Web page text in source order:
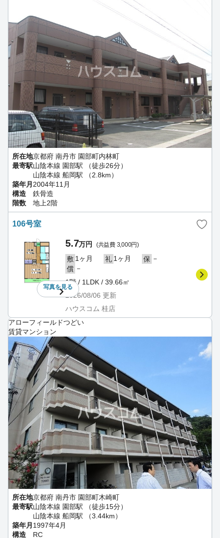
所在地京都府 南丹市 園部町内林町
最寄駅山陰本線 園部駅 （徒歩26分）
山陰本線 船岡駅 （2.8km）
築年月 2004年11月
構造
鉄骨造
階数
地上2階
106号室
写真を見る
5.7万円 (共益費 3,000円)
敷 1ヶ月 礼 1ヶ月 保 －
償 －
1階 / 1LDK / 39.66㎡
2026/08/06 更新
ハウスコム 桂店
アローフィールドつどい
賃貸マンション
所在地京都府 南丹市 園部町木崎町
最寄駅山陰本線 園部駅 （徒歩15分）
山陰本線 船岡駅 （3.44km）
築年月 1997年4月
構造
RC